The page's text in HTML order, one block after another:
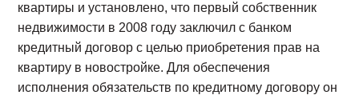
квартиры и установлено, что первый собственник
недвижимости в 2008 году заключил с банком
кредитный договор с целью приобретения прав на
квартиру в новостройке. Для обеспечения
исполнения обязательств по кредитному договору он